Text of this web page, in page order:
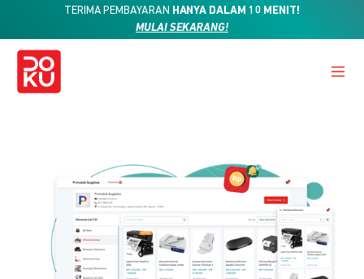
TERIMA PEMBAYARAN HANYA DALAM 10 MENIT!
MULAI SEKARANG!